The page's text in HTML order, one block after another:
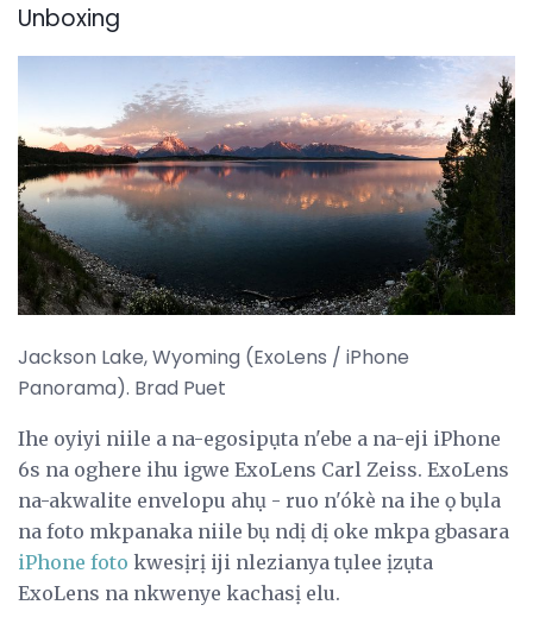
Unboxing
Jackson Lake, Wyoming (ExoLens / iPhone
Panorama). Brad Puet
Ihe oyiyi niile a na-egosipụta n'ebe a na-eji iPhone
6s na oghere ihu igwe ExoLens Carl Zeiss. ExoLens
na-akwalite envelopu ahụ - ruo n'ókè na ihe ọ bụla
na foto mkpanaka niile bụ ndị dị oke mkpa gbasara
iPhone foto kwesịrị iji nlezianya tụlee ịzụta
ExoLens na nkwenye kachasị elu.